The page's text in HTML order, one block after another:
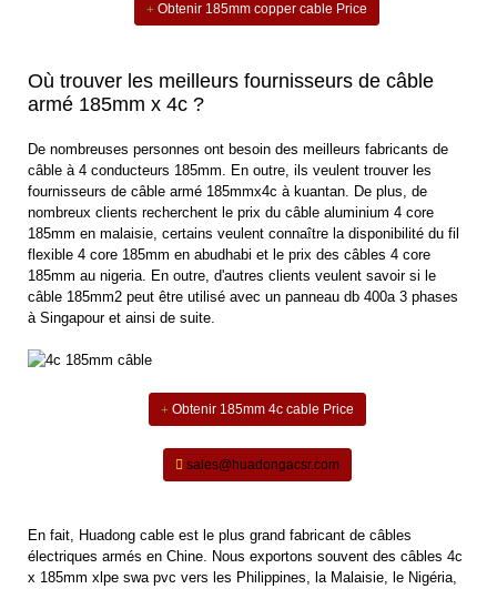
Obtenir 185mm copper cable Price
Où trouver les meilleurs fournisseurs de câble
armé 185mm x 4c ?
De nombreuses personnes ont besoin des meilleurs fabricants de
câble à 4 conducteurs 185mm. En outre, ils veulent trouver les
fournisseurs de câble armé 185mmx4c à kuantan. De plus, de
nombreux clients recherchent le prix du câble aluminium 4 core
185mm en malaisie, certains veulent connaître la disponibilité du fil
flexible 4 core 185mm en abudhabi et le prix des câbles 4 core
185mm au nigeria. En outre, d'autres clients veulent savoir si le
câble 185mm2 peut être utilisé avec un panneau db 400a 3 phases
à Singapour et ainsi de suite.
Obtenir 185mm 4c cable Price
sales@huadongacsr.com
En fait, Huadong cable est le plus grand fabricant de câbles
électriques armés en Chine. Nous exportons souvent des câbles 4c
x 185mm xlpe swa pvc vers les Philippines, la Malaisie, le Nigéria,